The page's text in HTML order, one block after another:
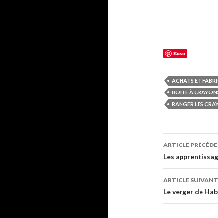
Save
ACHATS ET
BOÎTE À
RANGER LES
de
l’article
ARTICLE
Les
ARTICLE SUIVANT
Le verger de